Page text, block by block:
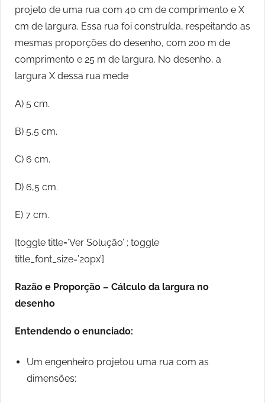
projeto de uma rua com 40 cm de comprimento e X
cm de largura. Essa rua foi construída, respeitando as
mesmas proporções do desenho, com 200 m de
comprimento e 25 m de largura. No desenho, a
largura X dessa rua mede
A) 5 cm.
B) 5,5 cm.
C) 6 cm.
D) 6,5 cm.
E) 7 cm.
[toggle title=’Ver Solução’ ; toggle
title_font_size=’20px’]
Razão e Proporção – Cálculo da largura no
desenho
Entendendo o enunciado:
Um engenheiro projetou uma rua com as
dimensões: